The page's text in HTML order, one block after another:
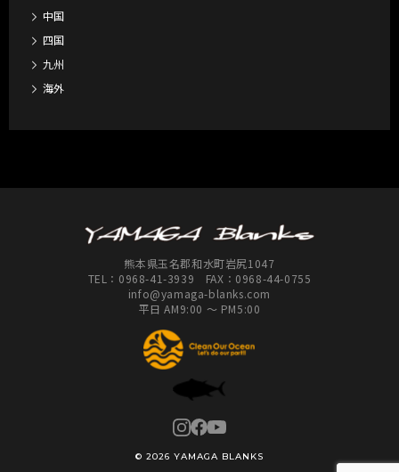
中国
四国
九州
海外
熊本県玉名郡和水町岩尻1047
TEL： 0968-41-3939 FAX：0968-44-0755
info@yamaga-blanks.com
平日 AM9:00 ～ PM5:00
© 2026 YAMAGA BLANKS